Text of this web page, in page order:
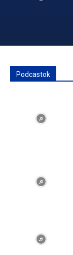
Podcastok